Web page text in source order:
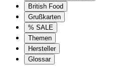
British Food
Grußkarten
% SALE
Themen
Hersteller
Glossar